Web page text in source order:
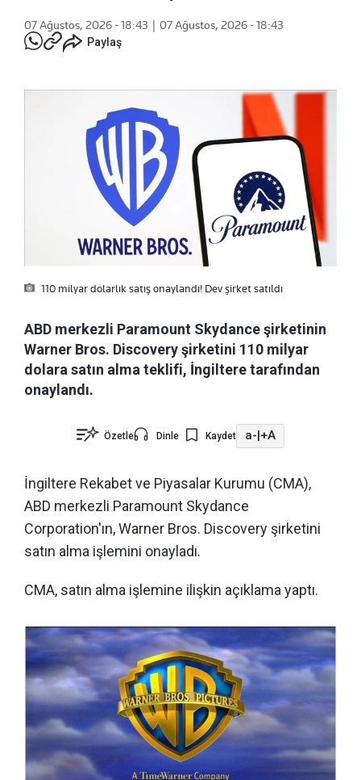
07 Ağustos, 2026 - 18:43
07 Ağustos, 2026 - 18:43
Paylaş
110 milyar dolarlık satış onaylandı! Dev şirket satıldı
ABD merkezli Paramount Skydance şirketinin
Warner Bros. Discovery şirketini 110 milyar
dolara satın alma teklifi, İngiltere tarafından
onaylandı.
Özetle Dinle Kaydet a-|+A
İngiltere Rekabet ve Piyasalar Kurumu (CMA),
ABD merkezli Paramount Skydance
Corporation'ın, Warner Bros. Discovery şirketini
satın alma işlemini onayladı.
CMA, satın alma işlemine ilişkin açıklama yaptı.